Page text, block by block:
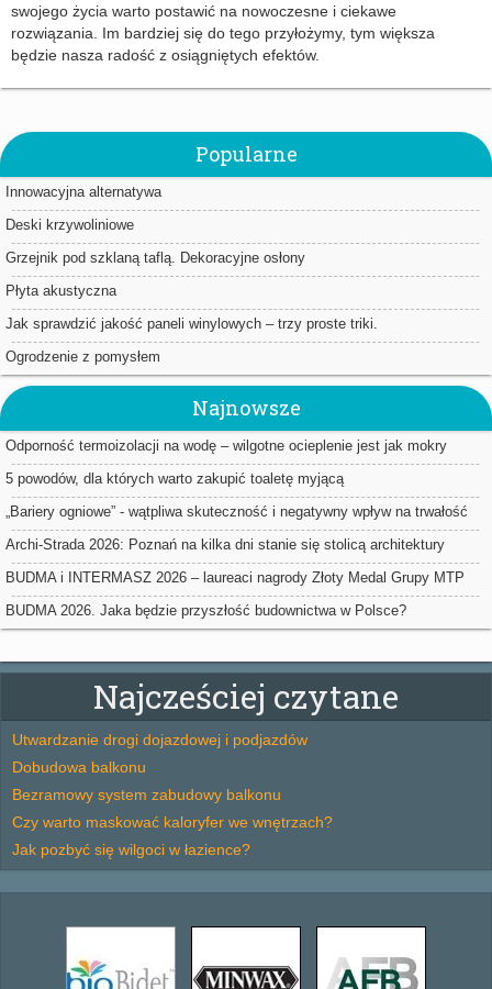
swojego życia warto postawić na nowoczesne i ciekawe
rozwiązania. Im bardziej się do tego przyłożymy, tym większa
będzie nasza radość z osiągniętych efektów.
Popularne
Innowacyjna alternatywa
Deski krzywoliniowe
Grzejnik pod szklaną taflą. Dekoracyjne osłony
Płyta akustyczna
Jak sprawdzić jakość paneli winylowych – trzy proste triki.
Ogrodzenie z pomysłem
Najnowsze
Odporność termoizolacji na wodę – wilgotne ocieplenie jest jak mokry
sweter
5 powodów, dla których warto zakupić toaletę myjącą
„Bariery ogniowe” - wątpliwa skuteczność i negatywny wpływ na trwałość
ociepleń
Archi-Strada 2026: Poznań na kilka dni stanie się stolicą architektury
BUDMA i INTERMASZ 2026 – laureaci nagrody Złoty Medal Grupy MTP
BUDMA 2026. Jaka będzie przyszłość budownictwa w Polsce?
Najcześciej czytane
Utwardzanie drogi dojazdowej i podjazdów
Dobudowa balkonu
Bezramowy system zabudowy balkonu
Czy warto maskować kaloryfer we wnętrzach?
Jak pozbyć się wilgoci w łazience?